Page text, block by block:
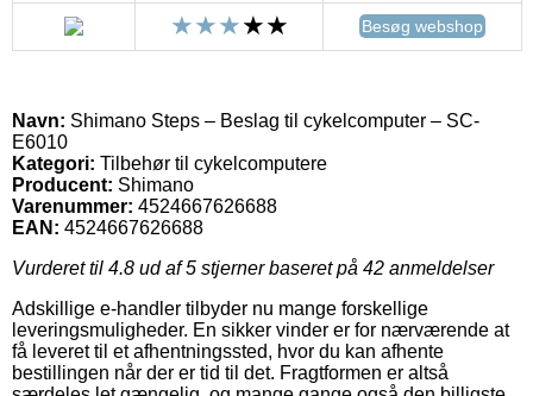
Besøg webshop
Navn: Shimano Steps – Beslag til cykelcomputer – SC-
E6010
Kategori: Tilbehør til cykelcomputere
Producent: Shimano
Varenummer: 4524667626688
EAN: 4524667626688
Vurderet til 4.8 ud af 5 stjerner baseret på 42 anmeldelser
Adskillige e-handler tilbyder nu mange forskellige
leveringsmuligheder. En sikker vinder er for nærværende at
få leveret til et afhentningssted, hvor du kan afhente
bestillingen når der er tid til det. Fragtformen er altså